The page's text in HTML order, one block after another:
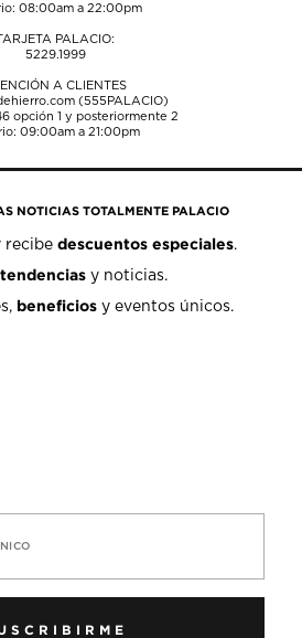
08:00am a 22:00pm
PALACIO:
5229.1999
A CLIENTES
(555PALACIO)
opción 1 y posteriormente 2
09:00am a 21:00pm
NOTICIAS TOTALMENTE PALACIO
recibedescuentos especiales.
tendencias y noticias.
beneficios y eventos únicos.